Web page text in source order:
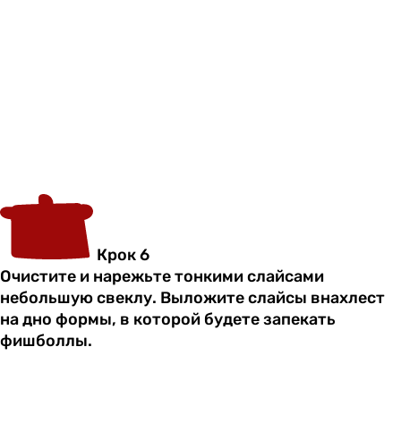
Крок 6
Очистите и нарежьте тонкими слайсами
небольшую свеклу. Выложите слайсы внахлест
на дно формы, в которой будете запекать
фишболлы.